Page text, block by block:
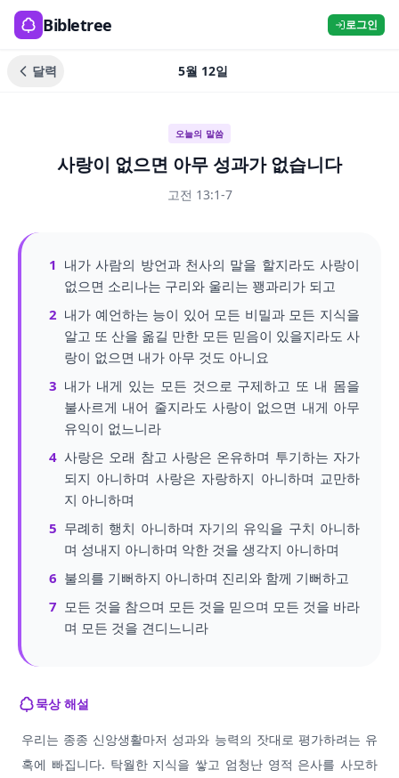
Bibletree 로그인
달력 5월 12일
오늘의 말씀
사랑이 없으면 아무 성과가 없습니다
고전 13:1-7
1 내가 사람의 방언과 천사의 말을 할지라도 사랑이
없으면 소리나는 구리와 울리는 꽹과리가 되고
2 내가 예언하는 능이 있어 모든 비밀과 모든 지식을
알고 또 산을 옮길 만한 모든 믿음이 있을지라도 사
랑이 없으면 내가 아무 것도 아니요
3 내가 내게 있는 모든 것으로 구제하고 또 내 몸을
불사르게 내어 줄지라도 사랑이 없으면 내게 아무
유익이 없느니라
4 사랑은 오래 참고 사랑은 온유하며 투기하는 자가
되지 아니하며 사랑은 자랑하지 아니하며 교만하
지 아니하며
5 무례히 행치 아니하며 자기의 유익을 구치 아니하
며 성내지 아니하며 악한 것을 생각지 아니하며
6 불의를 기뻐하지 아니하며 진리와 함께 기뻐하고
7 모든 것을 참으며 모든 것을 믿으며 모든 것을 바라
며 모든 것을 견디느니라
묵상 해설
우리는 종종 신앙생활마저 성과와 능력의 잣대로 평가하려는 유
혹에 빠집니다. 탁월한 지식을 쌓고 엄청난 영적 은사를 사모하